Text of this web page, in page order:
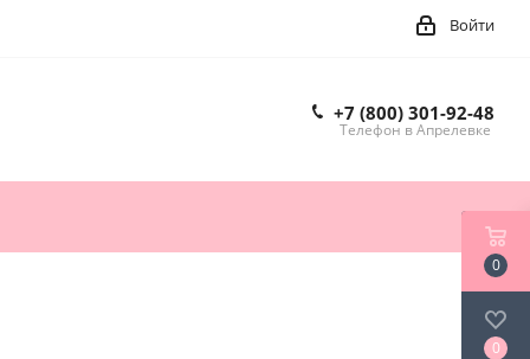
Войти
+7 (800) 301-92-48
Телефон в Апрелевке
0
0